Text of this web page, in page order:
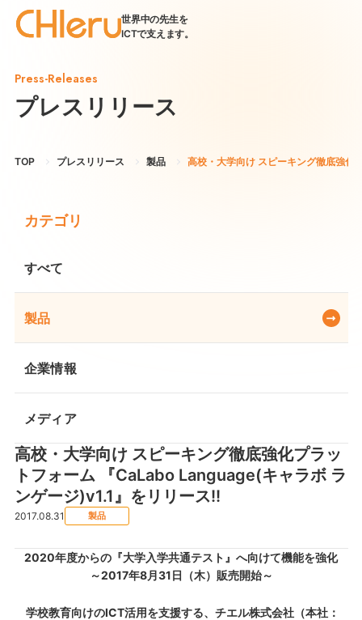
世界中の先生を
ICTで支えます。
Press-Releases
プレスリリース
TOP プレスリリース 製品 高校・大学向け スピーキング徹底強
カテゴリ
すべて
製品
企業情報
メディア
高校・大学向け スピーキング徹底強化プラッ
トフォーム 『CaLabo Language(キャラボ ラ
ンゲージ)v1.1』をリリース!!
2017.08.31 製品
2020年度からの『大学入学共通テスト』へ向けて機能を強化
～2017年8月31日（木）販売開始～
学校教育向けのICT活用を支援する、チエル株式会社（本社：